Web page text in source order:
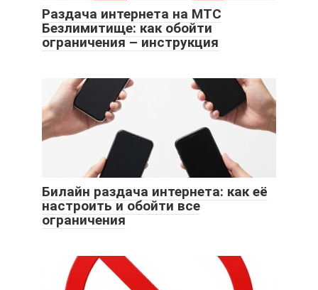
Раздача интернета на МТС
Безлимитище: как обойти
ограничения – инструкция
Билайн раздача интернета: как её
настроить и обойти все
ограничения